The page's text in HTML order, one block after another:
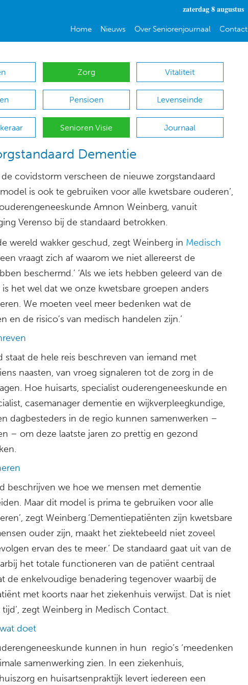
zaterdag 8 augustus
Home Nieuws Over Seniorenjournaal Contact
Zorg Vitaliteit
Pensioen Levenseinde
Senioren Visie Journaal
Dementie
covidstorm verscheen de nieuwe zorgstandaard
is ook te gebruiken voor alle kwetsbare ouderen’,
Amnon Weinberg, vanuit
Verenso bij de standaard betrokken.
wereld wakker geschud, zegt Weinberg in Medisch
vraagt zich af waarom we niet allereerst de
beschermd.’ ‘Als we iets hebben geleerd van de
het wel dat we onze kwetsbare groepen anders
We moeten veel meer bedenken wat de
en de risico’s van medisch handelen zijn.’
staat de hele reis beschreven van iemand met
naasten, van vroeg signaleren tot de zorg in de
Hoe huisarts, specialist ouderengeneeskunde en
casemanager dementie en wijkverpleegkundige,
dagbesteders in de regio kunnen samenwerken –
– om deze laatste jaren zo prettig en gezond
beschrijven we hoe we mensen met dementie
Maar dit model is prima te gebruiken voor alle
zegt Weinberg.‘Dementiepatiënten zijn kwetsbare
ouder zijn, maakt het ziektebeeld niet zoveel
ervan des te meer.’ De standaard gaat uit van de
het totale functioneren van de patiënt centraal
de enkelvoudige benadering tegenover waarbij de
met koorts naar het ziekenhuis verwijst. Dat is niet
zegt Weinberg in Medisch Contact.
doet
kunnen in hun regio’s ‘meedenken
samenwerking zien. In een ziekenhuis,
en huisartsenpraktijk levert iedereen een